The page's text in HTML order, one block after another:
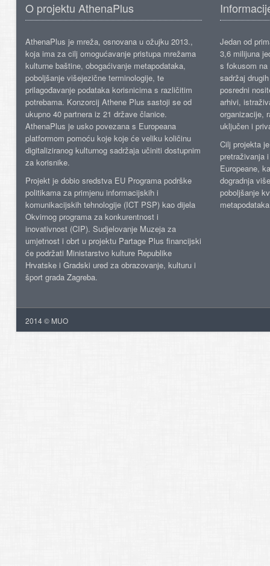
O projektu AthenaPlus
AthenaPlus je mreža, osnovana u ožujku 2013.,
koja ima za cilj omogućavanje pristupa mrežama
kulturne baštine, obogaćivanje metapodataka,
poboljšanje višejezične terminologije, te
prilagođavanje podataka korisnicima s različitim
potrebama. Konzorcij Athene Plus sastoji se od
ukupno 40 partnera iz 21 države članice.
AthenaPlus je usko povezana s Europeana
platformom pomoću koje koje će veliku količinu
digitaliziranog kulturnog sadržaja učiniti dostupnim
za korisnike.
Projekt je dobio sredstva EU Programa podrške
politikama za primjenu informacijskih i
komunikacijskih tehnologije (ICT PSP) kao dijela
Okvirnog programa za konkurentnost i
inovativnost (CIP). Sudjelovanje Muzeja za
umjetnost i obrt u projektu Partage Plus financijski
će podržati Ministarstvo kulture Republike
Hrvatske i Gradski ured za obrazovanje, kulturu i
šport grada Zagreba.
Jedan od
3,6 milijuna
s fokusom
sadržaj
posredni
arhivi,
organizacije,
uključen i
Cilj projekta
pretraživanja
Europeane,
dogradnja
poboljšanje
2014 © MUO